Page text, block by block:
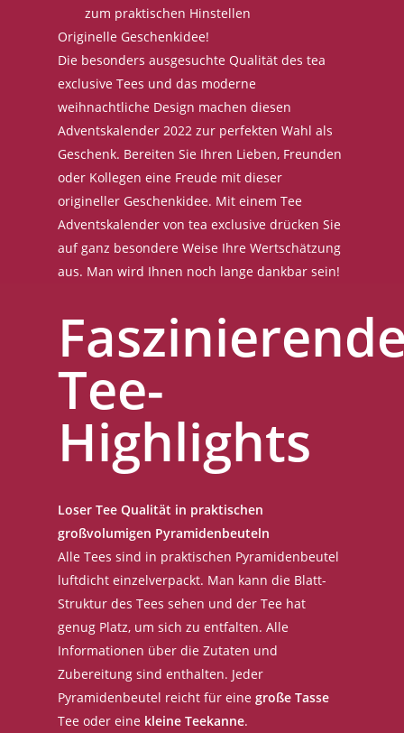
zum praktischen Hinstellen
Originelle Geschenkidee!
Die besonders ausgesuchte Qualität des tea
exclusive Tees und das moderne
weihnachtliche Design machen diesen
Adventskalender 2022 zur perfekten Wahl als
Geschenk. Bereiten Sie Ihren Lieben, Freunden
oder Kollegen eine Freude mit dieser
origineller Geschenkidee. Mit einem Tee
Adventskalender von tea exclusive drücken Sie
auf ganz besondere Weise Ihre Wertschätzung
aus. Man wird Ihnen noch lange dankbar sein!
Tee-
Highlights
Loser Tee Qualität in praktischen
großvolumigen Pyramidenbeuteln
Alle Tees sind in praktischen Pyramidenbeutel
luftdicht einzelverpackt. Man kann die Blatt-
Struktur des Tees sehen und der Tee hat
genug Platz, um sich zu entfalten. Alle
Informationen über die Zutaten und
Zubereitung sind enthalten. Jeder
Pyramidenbeutel reicht für einegroße Tasse
Tee oder eine kleine Teekanne.